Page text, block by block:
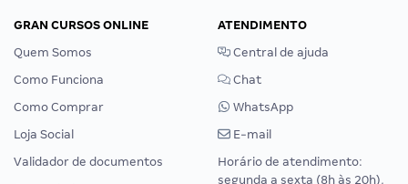
GRAN CURSOS ONLINE
Quem Somos
Como Funciona
Como Comprar
Loja Social
Validador de documentos
ATENDIMENTO
Central de ajuda
Chat
WhatsApp
E-mail
Horário de atendimento:
segunda a sexta (8h às 20h),